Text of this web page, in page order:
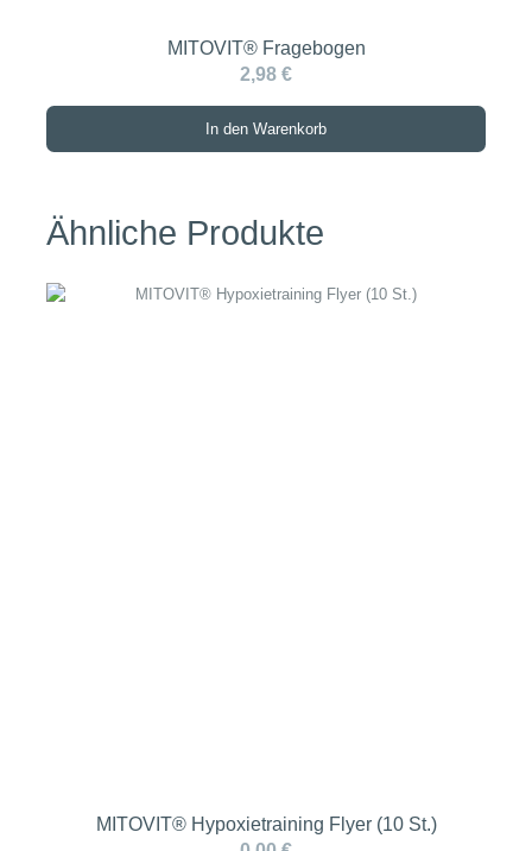
MITOVIT® Fragebogen
2,98 €
In den Warenkorb
Ähnliche Produkte
MITOVIT® Hypoxietraining Flyer (10 St.)